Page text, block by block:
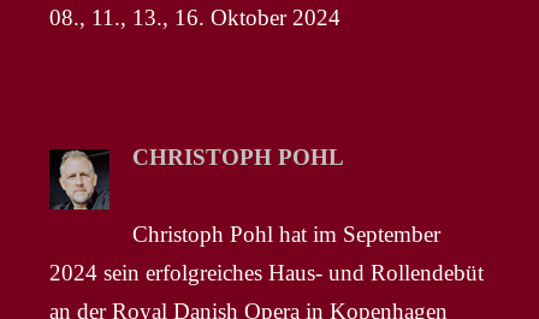
08., 11., 13., 16. Oktober 2024
CHRISTOPH POHL
Christoph Pohl hat im September
2024 sein erfolgreiches Haus- und Rollendebüt
an der Royal Danish Opera in Kopenhagen